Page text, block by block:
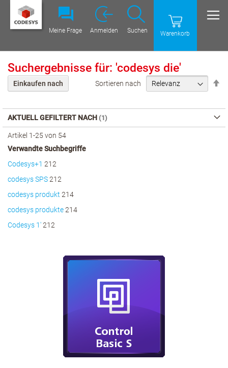
Warenkorb
Suchen
Meine Frage Anmelden
Suchergebnisse für: 'codesys die'
Artikel 1-25 von 54
Sortieren nach
Verwandte Suchbegriffe
Codesys+1 212
codesys SPS212
codesys produkt 214
codesys produkte214
Codesys 1'212
Einkaufen nach
AKTUELL GEFILTERT NACH